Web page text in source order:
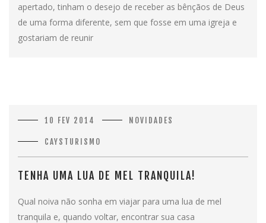
apertado, tinham o desejo de receber as bênçãos de Deus
de uma forma diferente, sem que fosse em uma igreja e
gostariam de reunir
10 FEV 2014 NOVIDADES
CAYSTURISMO
TENHA UMA LUA DE MEL TRANQUILA!
Qual noiva não sonha em viajar para uma lua de mel
tranquila e, quando voltar, encontrar sua casa